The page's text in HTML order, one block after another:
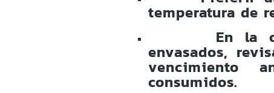
temperatura de
En la
envasados,
vencimiento
consumidos.